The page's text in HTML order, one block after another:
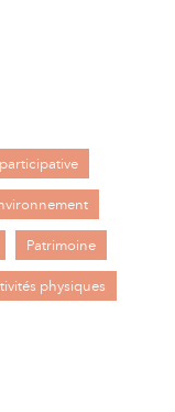
Patrimoine
physiques